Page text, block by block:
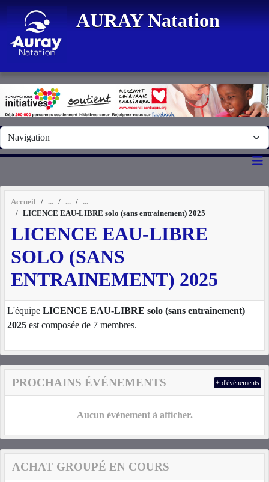
AURAY Natation
Accueil
LICENCE EAU-LIBRE solo (sans entrainement) 2025
LICENCE EAU-LIBRE
SOLO (SANS
ENTRAINEMENT) 2025
L'équipe LICENCE EAU-LIBRE solo (sans entrainement)
2025 est composée de 7 membres.
PROCHAINS ÉVÉNEMENTS
Aucun évènement à afficher.
+ d'évènements
ACHAT GROUPÉ EN COURS
Panneau de gestion des cookies